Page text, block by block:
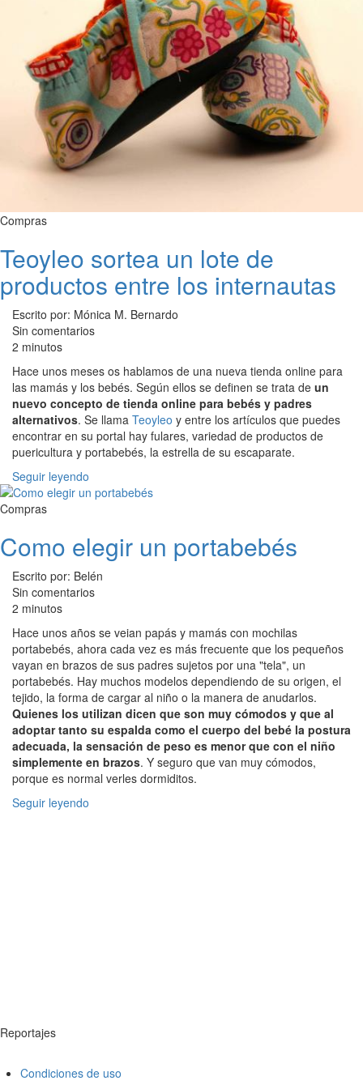
Compras
Teoyleo sortea un lote de
productos entre los internautas
Escrito por: Mónica M. Bernardo
Sin comentarios
2 minutos
Hace unos meses os hablamos de una nueva tienda online para
las mamás y los bebés. Según ellos se definen se trata de un
nuevo concepto de tienda online para bebés y padres
alternativos. Se llama Teoyleo y entre los artículos que puedes
encontrar en su portal hay fulares, variedad de productos de
puericultura y portabebés, la estrella de su escaparate.
Seguir leyendo
Compras
Como elegir un portabebés
Escrito por: Belén
Sin comentarios
2 minutos
Hace unos años se veian papás y mamás con mochilas
portabebés, ahora cada vez es más frecuente que los pequeños
vayan en brazos de sus padres sujetos por una "tela", un
portabebés. Hay muchos modelos dependiendo de su origen, el
tejido, la forma de cargar al niño o la manera de anudarlos.
Quienes los utilizan dicen que son muy cómodos y que al
adoptar tanto su espalda como el cuerpo del bebé la postura
adecuada, la sensación de peso es menor que con el niño
simplemente en brazos. Y seguro que van muy cómodos,
porque es normal verles dormiditos.
Seguir leyendo
Reportajes
Condiciones de uso